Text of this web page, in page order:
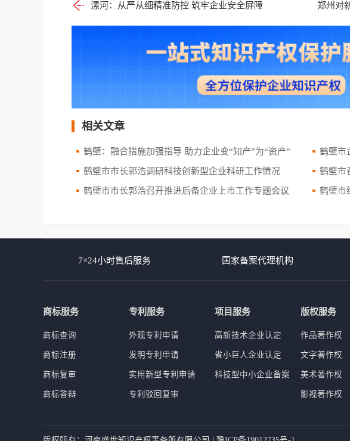
漯河：从严从细精准防控 筑牢企业安全屏障 郑州对新
相关文章
鹤壁：融合措施加强指导 助力企业变“知产”为“资产” 鹤壁市
鹤壁市市长郭浩调研科技创新型企业科研工作情况 鹤壁市
鹤壁市市长郭浩召开推进后备企业上市工作专题会议 鹤壁市
7×24小时售后服务 国家备案代理机构
商标服务
商标查询
商标注册
商标复审
商标答辩
专利服务
外观专利申请
发明专利申请
实用新型专利申请
专利驳回复审
项目服务
高新技术企业认定
省小巨人企业认定
科技型中小企业备案
版权服务
作品著作权
文字著作权
美术著作权
影视著作权